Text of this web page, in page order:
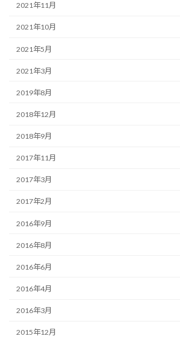
2021年11月
2021年10月
2021年5月
2021年3月
2019年8月
2018年12月
2018年9月
2017年11月
2017年3月
2017年2月
2016年9月
2016年8月
2016年6月
2016年4月
2016年3月
2015年12月